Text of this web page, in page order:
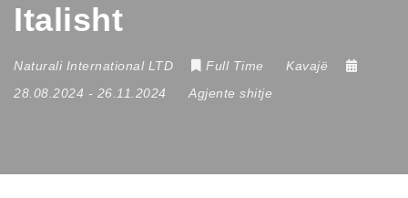
Italisht
Naturali International LTD Full Time
Kavajë
28.08.2024 - 26.11.2024 Agjente shitje